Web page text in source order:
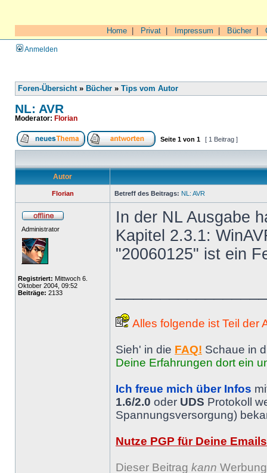
Home Privat Impressum Bücher|
Anmelden
Foren-Übersicht» Bücher » Tips vom Autor
NL: AVR
Moderator: Florian
Seite 1 von 1 [ 1 Beitrag ]
Autor
Florian Betreff des Beitrags: NL: AVR
Administrator
Registriert: Mittwoch 6.
Oktober 2004, 09:52
Beiträge: 2133
In der NL Ausgabe
Kapitel 2.3.1:
"20060125" ist ein
Alles folgende ist Teil der
Sieh' in die FAQ! Schaue in
Deine Erfahrungen dort ein
Ich freue mich über Infos
1.6/2.0 oder UDS Protokoll
Spannungsversorgung)
Nutze PGP für Deine
Dieser Beitrag kann